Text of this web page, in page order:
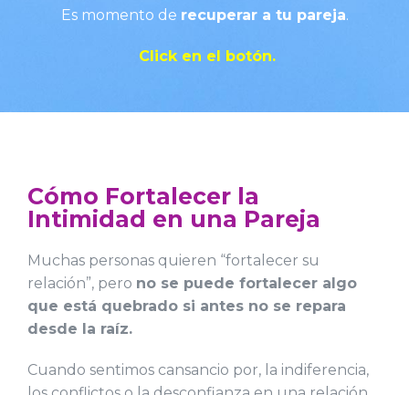
Es momento de recuperar a tu pareja.
Click en el botón.
Cómo Fortalecer la
Intimidad en una Pareja
Muchas personas quieren “fortalecer su
relación”, pero no se puede fortalecer algo
que está quebrado si antes no se repara
desde la raíz.
Cuando sentimos cansancio por, la indiferencia,